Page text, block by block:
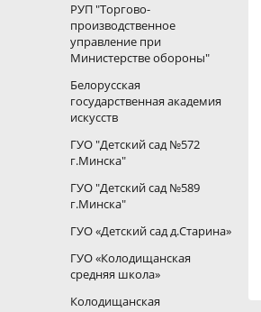
РУП "Торгово-
производственное
управление при
Министерстве обороны"
Белорусская
государственная академия
искусств
ГУО "Детский сад №572
г.Минска"
ГУО "Детский сад №589
г.Минска"
ГУО «Детский сад д.Старина»
ГУО «Колодищанская
средняя школа»
Колодищанская